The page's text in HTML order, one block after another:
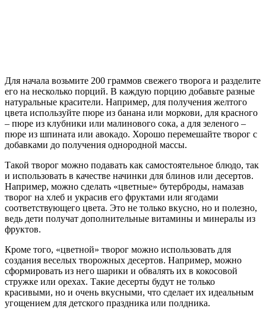
Для начала возьмите 200 граммов свежего творога и разделите
его на несколько порций. В каждую порцию добавьте разные
натуральные красители. Например, для получения желтого
цвета используйте пюре из банана или моркови, для красного
– пюре из клубники или малинового сока, а для зеленого –
пюре из шпината или авокадо. Хорошо перемешайте творог с
добавками до получения однородной массы.
Такой творог можно подавать как самостоятельное блюдо, так
и использовать в качестве начинки для блинов или десертов.
Например, можно сделать «цветные» бутерброды, намазав
творог на хлеб и украсив его фруктами или ягодами
соответствующего цвета. Это не только вкусно, но и полезно,
ведь дети получат дополнительные витамины и минералы из
фруктов.
Кроме того, «цветной» творог можно использовать для
создания веселых творожных десертов. Например, можно
сформировать из него шарики и обвалять их в кокосовой
стружке или орехах. Такие десерты будут не только
красивыми, но и очень вкусными, что сделает их идеальным
угощением для детского праздника или полдника.